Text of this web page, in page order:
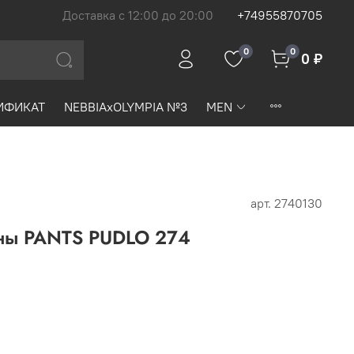
Доставка с 12:00 до 20:00 +74955870705
0 0 0 ₽
NEBBIAxOLYMPIA №3 MEN
арт. 2740130
PANTS PUDLO 274